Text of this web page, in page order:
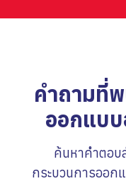
คำถามที่
ออกแบ
ค้นหาคำตอบ
กระบวนการออก